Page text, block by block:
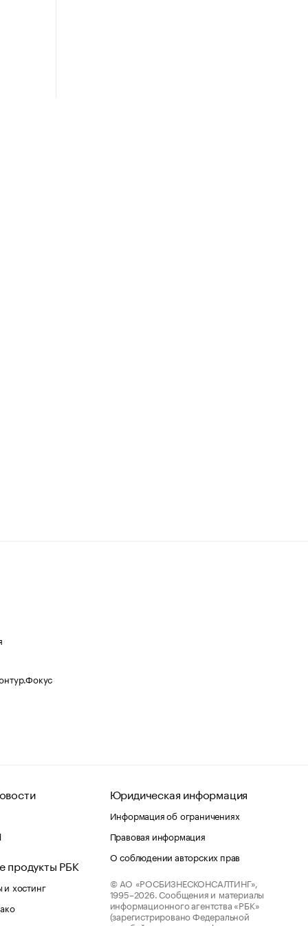
продукты РБК
хостинг
Юридическая информация
Информация об ограничениях
Правовая информация
О соблюдении авторских прав
© АО «РОСБИЗНЕСКОНСАЛТИНГ»,
1995–2026. Сообщения и материалы
информационного агентства «РБК»
(зарегистрировано Федеральной